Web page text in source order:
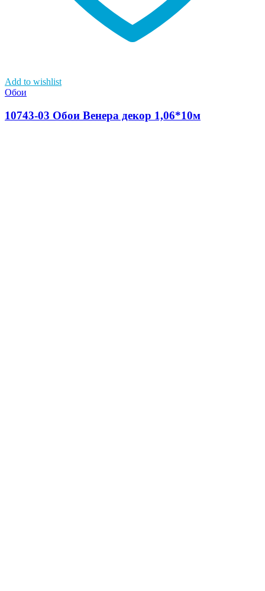
Add to wishlist
Обои
10743-03 Обои Венера декор 1,06*10м